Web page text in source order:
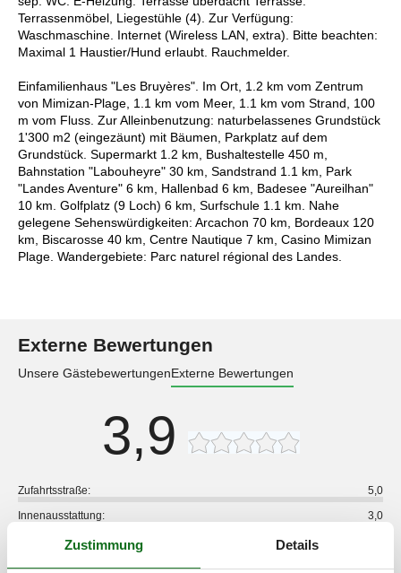
Terrassenmöbel, Liegestühle (4). Zur Verfügung:
Waschmaschine. Internet (Wireless LAN, extra). Bitte beachten:
Maximal 1 Haustier/Hund erlaubt. Rauchmelder.
Einfamilienhaus "Les Bruyères". Im Ort, 1.2 km vom Zentrum
von Mimizan-Plage, 1.1 km vom Meer, 1.1 km vom Strand, 100
m vom Fluss. Zur Alleinbenutzung: naturbelassenes Grundstück
1'300 m2 (eingezäunt) mit Bäumen, Parkplatz auf dem
Grundstück. Supermarkt 1.2 km, Bushaltestelle 450 m,
Bahnstation "Labouheyre" 30 km, Sandstrand 1.1 km, Park
"Landes Aventure" 6 km, Hallenbad 6 km, Badesee "Aureilhan"
10 km. Golfplatz (9 Loch) 6 km, Surfschule 1.1 km. Nahe
gelegene Sehenswürdigkeiten: Arcachon 70 km, Bordeaux 120
km, Biscarosse 40 km, Centre Nautique 7 km, Casino Mimizan
Plage. Wandergebiete: Parc naturel régional des Landes.
Externe Bewertungen
Unsere GästebewertungenExterne Bewertungen
3,9
Zufahrtsstraße:
5,0
Innenausstattung:
3,0
Lage:
Zustimmung Details